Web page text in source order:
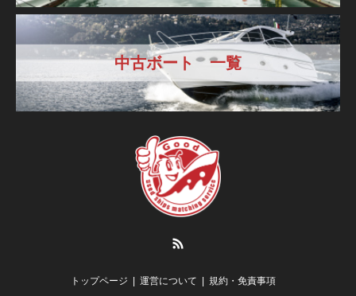
中古ボート 一覧
トップページ 運営について 規約・免責事項